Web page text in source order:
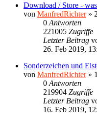
Download / Store -
von ManfredRichter»
0 Antworten
221005 Zugriffe
Letzter Beitrag
26. Feb 2019,
Sonderzeichen und
von ManfredRichter»
0 Antworten
219904 Zugriffe
Letzter Beitrag
16. Feb 2019,